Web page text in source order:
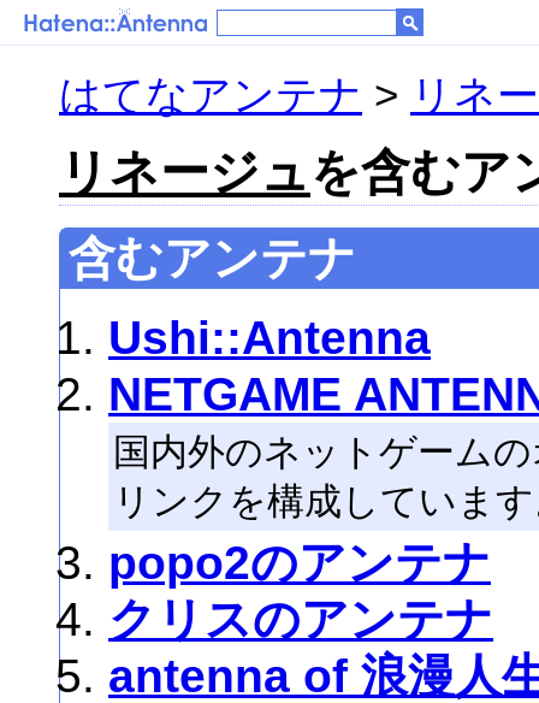
はてなアンテナ > リネ
リネージュを含むア
含むアンテナ
Ushi::Antenna
NETGAME
国内外のネットゲーム
リンクを構成していま
popo2のアンテナ
クリスのアンテナ
antenna of 浪漫人